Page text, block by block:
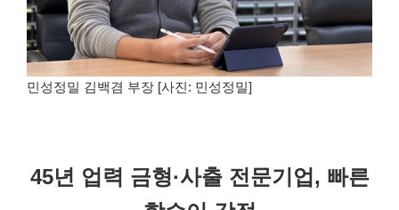
민성정밀 김백겸 부장 [사진: 민성정밀]
45년 업력 금형·사출 전문기업, 빠른